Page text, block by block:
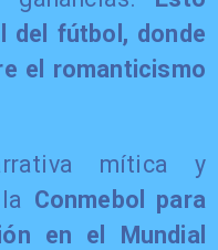
del fútbol, donde
el romanticismo
mítica y
Conmebol para
en el Mundial